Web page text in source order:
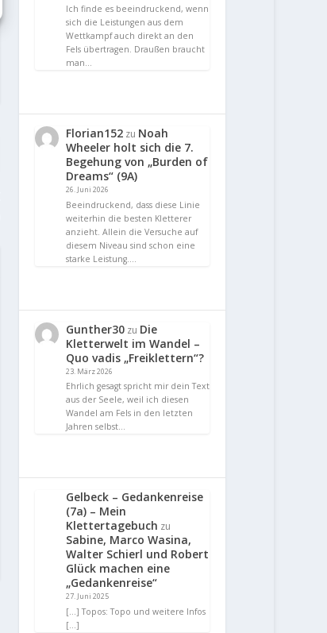
Ich finde es beeindruckend, wenn
sich die Leistungen aus dem
Wettkampf auch direkt an den
Fels übertragen. Draußen braucht
man…
Florian152 zu Noah
Wheeler holt sich die 7.
Begehung von „Burden of
Dreams“ (9A)
26. Juni 2026
Beeindruckend, dass diese Linie
weiterhin die besten Kletterer
anzieht. Allein die Versuche auf
diesem Niveau sind schon eine
starke Leistung.…
Gunther30 zu Die
Kletterwelt im Wandel –
Quo vadis „Freiklettern“?
23. März 2026
Ehrlich gesagt spricht mir dein Text
aus der Seele, weil ich diesen
Wandel am Fels in den letzten
Jahren selbst…
Gelbeck – Gedankenreise
(7a) – Mein
Klettertagebuch zu
Sabine, Marco Wasina,
Walter Schierl und Robert
Glück machen eine
„Gedankenreise“
27. Juni 2025
[…] Topos: Topo und weitere Infos
[…]